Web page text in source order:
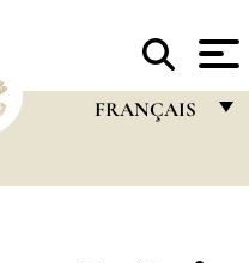
FRANÇAIS